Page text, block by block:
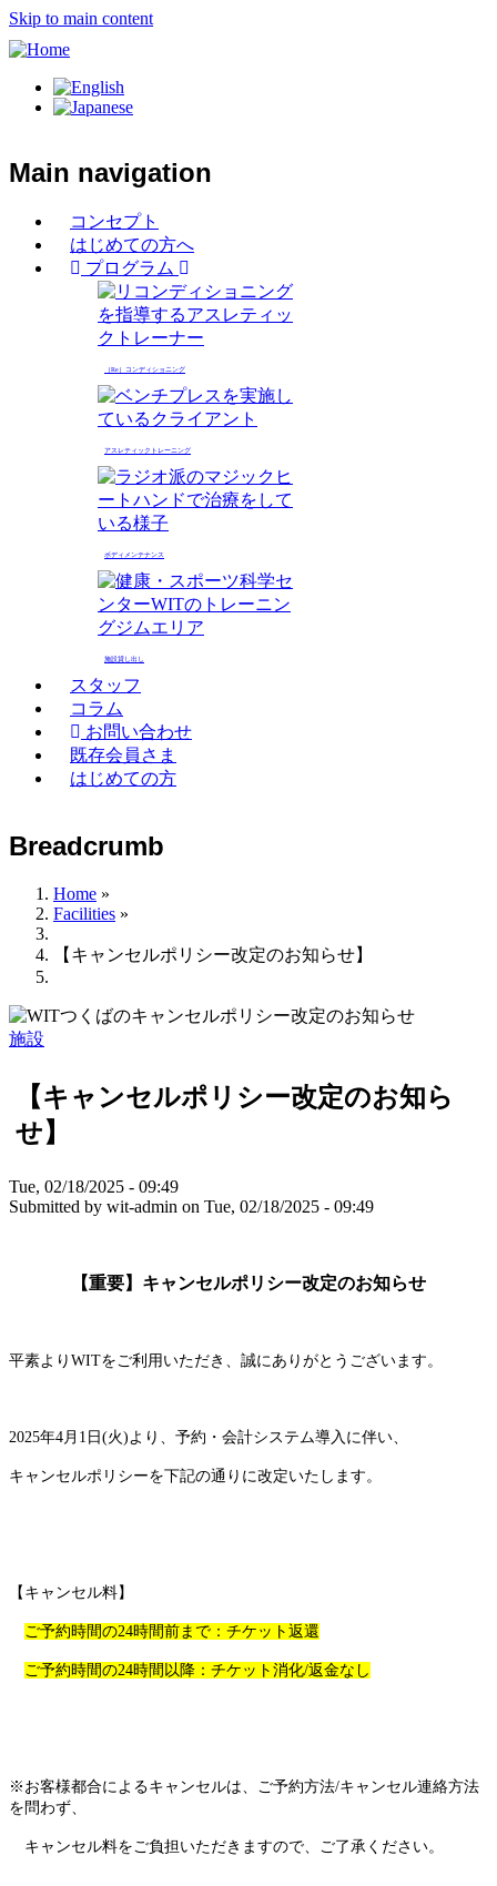
Skip to main content
Main navigation
コンセプト
はじめての方へ
プログラム
（Re）コンディショニング
アスレティックトレーニング
ボディメンテナンス
施設貸し出し
スタッフ
コラム
お問い合わせ
既存会員さま
はじめての方
Breadcrumb
Home »
Facilities »
【キャンセルポリシー改定のお知らせ】
施設
【キャンセルポリシー改定のお知ら
せ】
Tue, 02/18/2025 - 09:49
Submitted by wit-admin on Tue, 02/18/2025 - 09:49
【重要】キャンセルポリシー改定のお知らせ
平素よりWITをご利用いただき、誠にありがとうございます。
2025年4月1日(火)より、予約・会計システム導入に伴い、
キャンセルポリシーを下記の通りに改定いたします。
【キャンセル料】
ご予約時間の24時間前まで：チケット返還
ご予約時間の24時間以降：チケット消化/返金なし
※お客様都合によるキャンセルは、ご予約方法/キャンセル連絡方法
を問わず、
キャンセル料をご負担いただきますので、ご了承ください。